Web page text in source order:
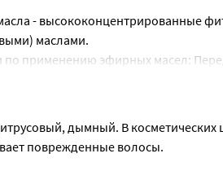
- высококонцентрированные
маслами.
применению эфирных масел:
предплечья или за ухо.2-3 капли
масла возможно, если через 12
лица.
дымный. В
поврежденные волосы.